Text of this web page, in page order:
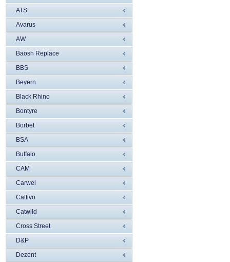
ATS
Avarus
AW
Baosh Replace
BBS
Beyern
Black Rhino
Bontyre
Borbet
BSA
Buffalo
CAM
Carwel
Cattivo
Catwild
Cross Street
D&P
Dezent